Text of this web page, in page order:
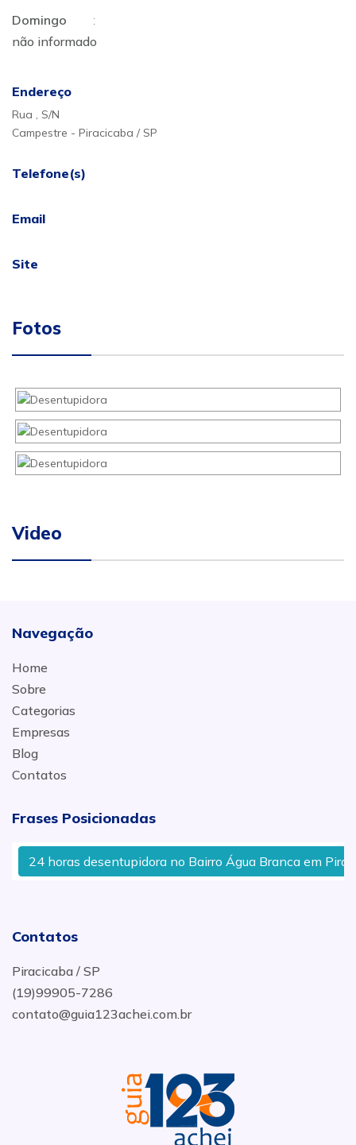
Domingo
:
não informado
Endereço
Rua , S/N
Campestre - Piracicaba / SP
Telefone(s)
Email
Site
Fotos
Video
Navegação
Home
Sobre
Categorias
Empresas
Blog
Contatos
Frases Posicionadas
24 horas desentupidora no Bairro Água Branca em
Contatos
Piracicaba / SP
(19)99905-7286
contato@guia123achei.com.br